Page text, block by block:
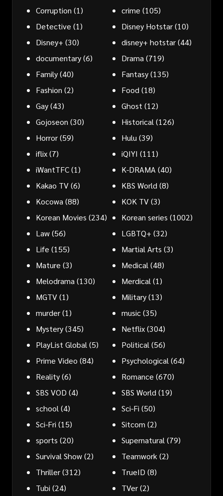
Corruption (1) crime (105)
Detective (1) Disney Hotstar(10)
Disney+ (30) disney+ hotstar(44)
documentary(6) Drama (719)
Family(40) Fantasy(135)
Fashion (2) Food (18)
Gay(43) Ghost (12)
Gojoseon (30) Historical (126)
Horror(59) Hulu (39)
iflix(7) iQIYI (111)
iWantTFC(1) K-DRAMA (40)
Kakao TV(6) KBS World (8)
Kocowa (88) KOK TV(3)
Korean Movies (234) Korean series (1002)
Law(56) LGBTQ+ (32)
Life (155) Martial Arts (3)
Mature (3) Medical (48)
Melodrama (130) Merdical (1)
MGTV(1) Military(13)
murder(1) music(35)
Mystery(345) Netflix(304)
PlayList Global (5) Political (56)
Prime Video (84) Psychological (64)
Reality(6) Romance (670)
SBS VOD (4) SBS World (19)
school (4) Sci-Fi (50)
Sci-Fri (15) Sitcom (2)
sports (20) Supernatural (79)
Survival Show(2) Teamwork (2)
Thriller(312) TrueID (8)
Tubi (24) TVer(2)